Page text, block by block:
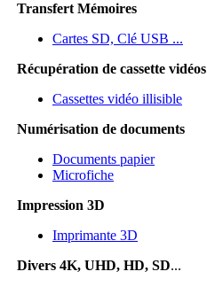
Transfert Mémoires
Cartes SD, Clé USB ...
Récupération de cassette vidéos
Cassettes vidéo illisible
Numérisation de documents
Documents papier
Microfiche
Impression 3D
Imprimante 3D
Divers 4K, UHD, HD, SD...